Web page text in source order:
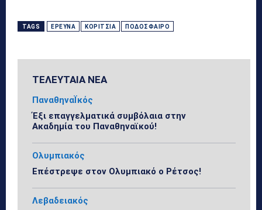
TAGS ΈΡΕΥΝΑ ΚΟΡΊΤΣΙΑ ΠΟΔΌΣΦΑΙΡΟ
ΤΕΛΕΥΤΑΙΑ ΝΕΑ
ΠαναθηναΪκός
Έξι επαγγελματικά συμβόλαια στην
Ακαδημία του Παναθηναϊκού!
Ολυμπιακός
Επέστρεψε στον Ολυμπιακό ο Ρέτσος!
Λεβαδειακός